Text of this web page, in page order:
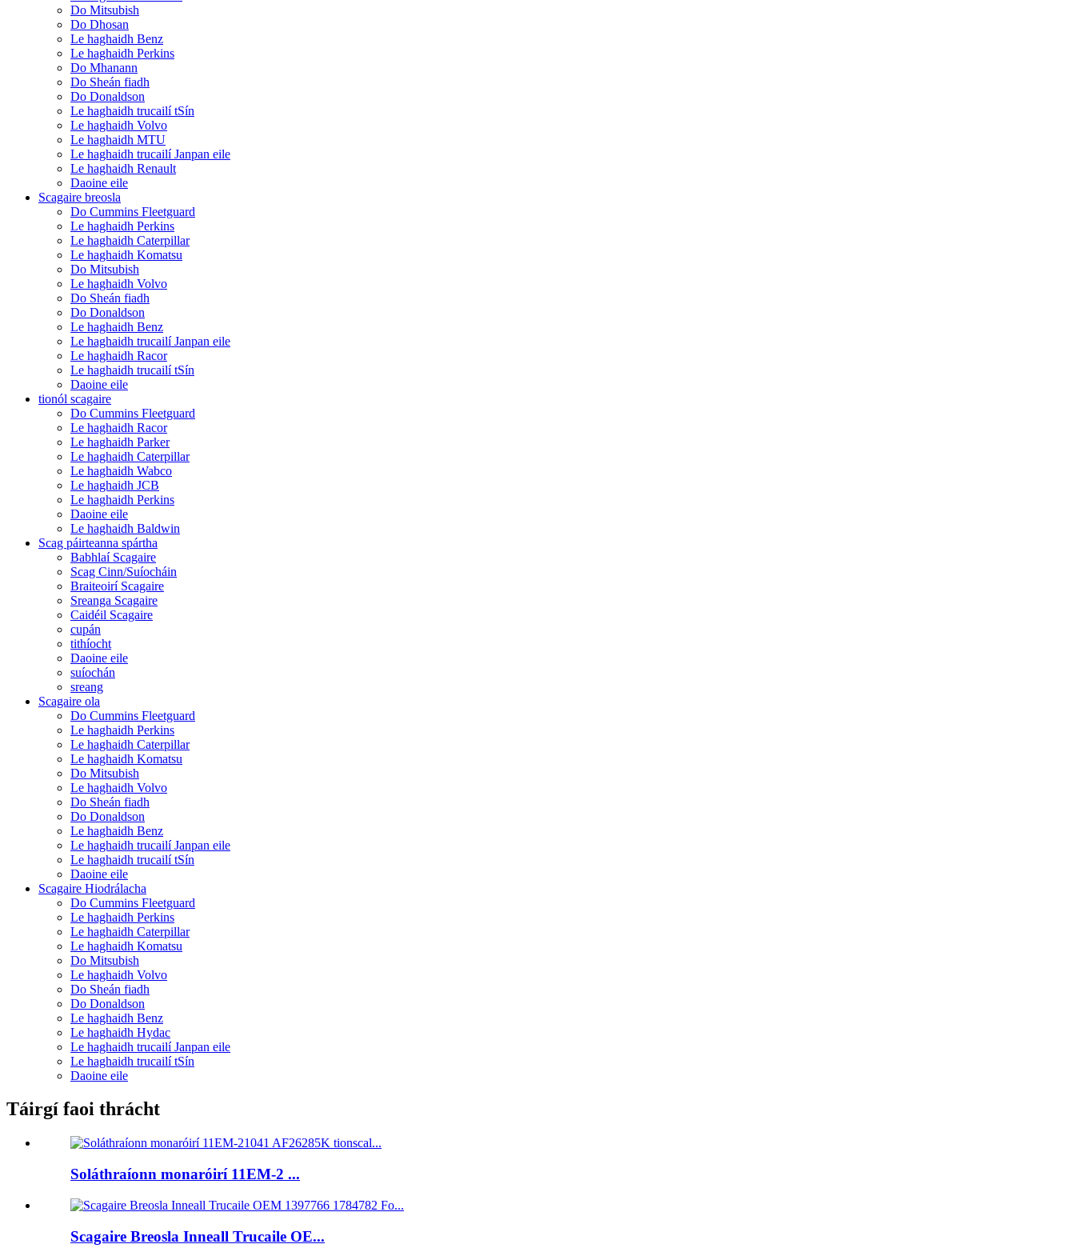
Do Mitsubish
Do Dhosan
Le haghaidh Benz
Le haghaidh Perkins
Do Mhanann
Do Sheán fiadh
Do Donaldson
Le haghaidh trucailí tSín
Le haghaidh Volvo
Le haghaidh MTU
Le haghaidh trucailí Janpan eile
Le haghaidh Renault
Daoine eile
Scagaire breosla
Do Cummins Fleetguard
Le haghaidh Perkins
Le haghaidh Caterpillar
Le haghaidh Komatsu
Do Mitsubish
Le haghaidh Volvo
Do Sheán fiadh
Do Donaldson
Le haghaidh Benz
Le haghaidh trucailí Janpan eile
Le haghaidh Racor
Le haghaidh trucailí tSín
Daoine eile
tionól scagaire
Do Cummins Fleetguard
Le haghaidh Racor
Le haghaidh Parker
Le haghaidh Caterpillar
Le haghaidh Wabco
Le haghaidh JCB
Le haghaidh Perkins
Daoine eile
Le haghaidh Baldwin
Scag páirteanna spártha
Babhlaí Scagaire
Scag Cinn/Suíocháin
Braiteoirí Scagaire
Sreanga Scagaire
Caidéil Scagaire
cupán
tithíocht
Daoine eile
suíochán
sreang
Scagaire ola
Do Cummins Fleetguard
Le haghaidh Perkins
Le haghaidh Caterpillar
Le haghaidh Komatsu
Do Mitsubish
Le haghaidh Volvo
Do Sheán fiadh
Do Donaldson
Le haghaidh Benz
Le haghaidh trucailí Janpan eile
Le haghaidh trucailí tSín
Daoine eile
Scagaire Hiodrálacha
Do Cummins Fleetguard
Le haghaidh Perkins
Le haghaidh Caterpillar
Le haghaidh Komatsu
Do Mitsubish
Le haghaidh Volvo
Do Sheán fiadh
Do Donaldson
Le haghaidh Benz
Le haghaidh Hydac
Le haghaidh trucailí Janpan eile
Le haghaidh trucailí tSín
Daoine eile
Táirgí faoi thrácht
Soláthraíonn monaróirí 11EM-2 ...
Scagaire Breosla Inneall Trucaile OE...